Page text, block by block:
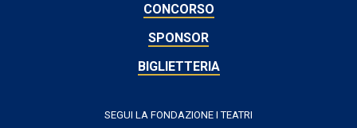
CONCORSO
SPONSOR
BIGLIETTERIA
SEGUI LA FONDAZIONE I TEATRI